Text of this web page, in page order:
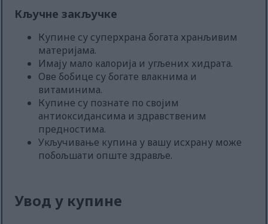
Кључне закључке
Купине су суперхрана богата хранљивим
материјама.
Имају мало калорија и угљених хидрата.
Ове бобице су богате влакнима и
витаминима.
Купине су познате по својим
антиоксидансима и здравственим
предностима.
Укључивање купина у вашу исхрану може
побољшати опште здравље.
Увод у купине